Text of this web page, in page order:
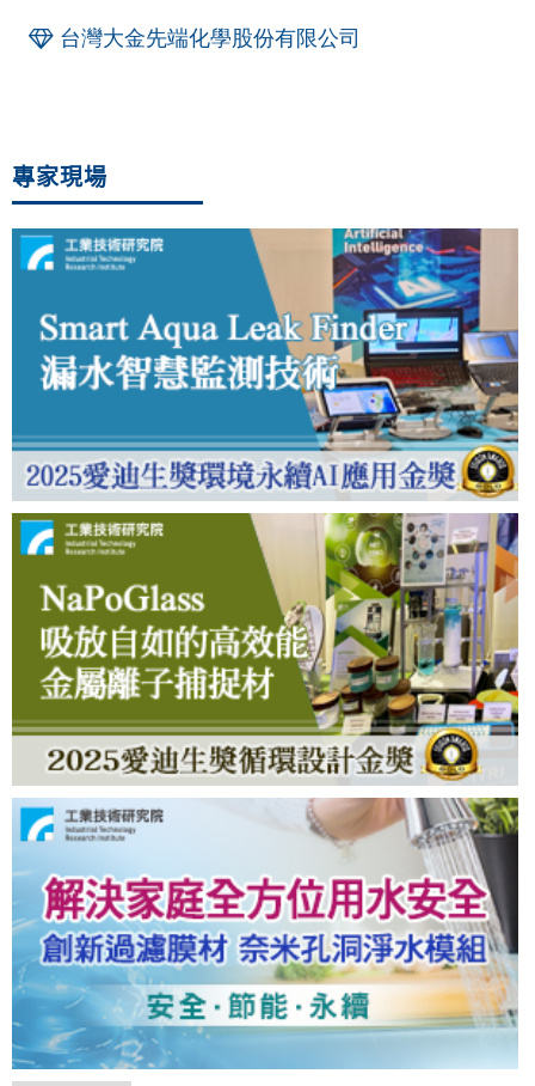
台灣大金先端化學股份有限公司
專家現場